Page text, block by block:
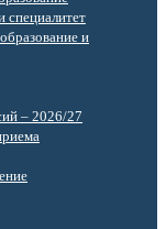
специалитет
и
– 2026/27